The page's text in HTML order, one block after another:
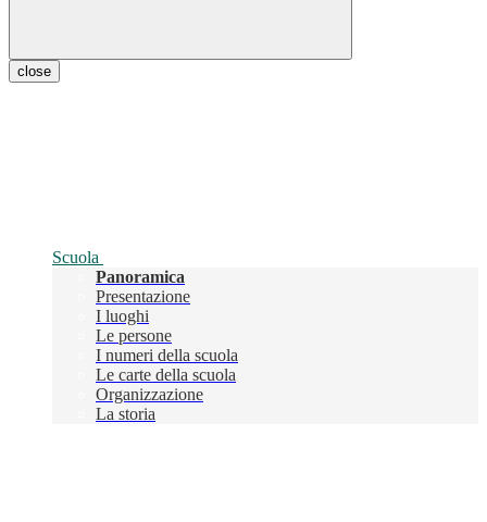
close
Scuola
Panoramica
Presentazione
I luoghi
Le persone
I numeri della scuola
Le carte della scuola
Organizzazione
La storia